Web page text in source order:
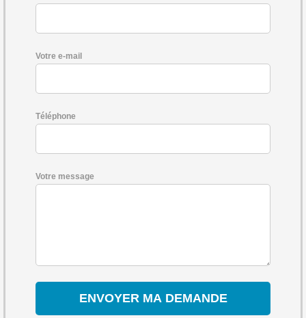
Votre e-mail
Téléphone
Votre message